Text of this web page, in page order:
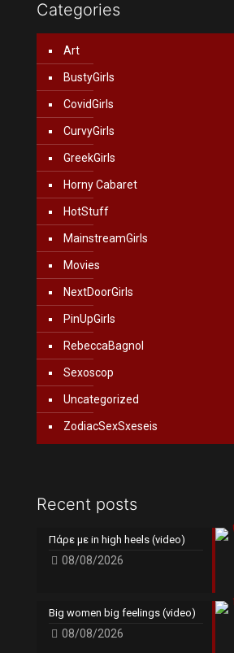
Categories
Art
BustyGirls
CovidGirls
CurvyGirls
GreekGirls
Horny Cabaret
HotStuff
MainstreamGirls
Movies
NextDoorGirls
PinUpGirls
RebeccaBagnol
Sexoscop
Uncategorized
ZodiacSexSxeseis
Recent posts
Πάρε με in high heels (video)
08/08/2026
Big women big feelings (video)
08/08/2026